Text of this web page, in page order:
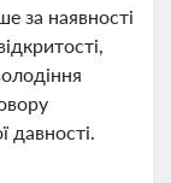
за наявності
давності.